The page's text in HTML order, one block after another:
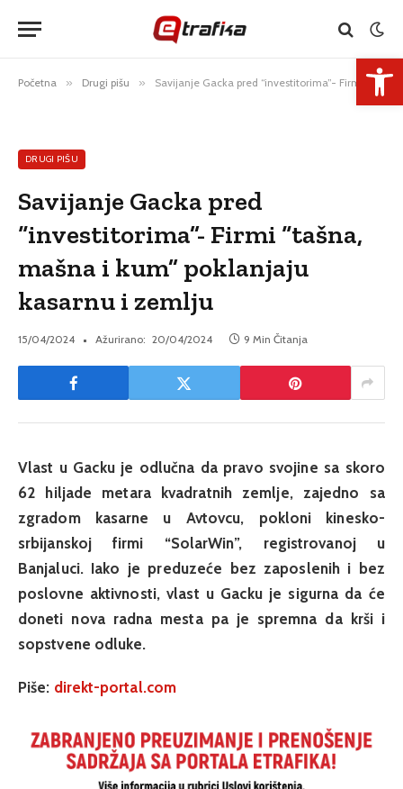
Početna » Drugi pišu » Savijanje Gacka pred “investitorima”- Firmi “tašna, mašna i kum” poklanjaju kasarnu i zemlju
DRUGI PIŠU
Savijanje Gacka pred
“investitorima”- Firmi “tašna,
mašna i kum” poklanjaju
kasarnu i zemlju
15/04/2024 Ažurirano: 20/04/2024 9 Min Čitanja
Vlast u Gacku je odlučna da pravo svojine sa skoro
62 hiljade metara kvadratnih zemlje, zajedno sa
zgradom kasarne u Avtovcu, pokloni kinesko-
srbijanskoj firmi “SolarWin”, registrovanoj u
Banjaluci. Iako je preduzeće bez zaposlenih i bez
poslovne aktivnosti, vlast u Gacku je sigurna da će
doneti nova radna mesta pa je spremna da krši i
sopstvene odluke.
Piše: direkt-portal.com